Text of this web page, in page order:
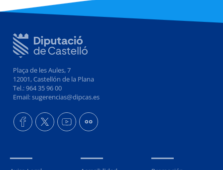
Plaça de les Aules, 7
12001, Castellón de la Plana
Tel.: 964 35 96 00
Email: sugerencias@dipcas.es